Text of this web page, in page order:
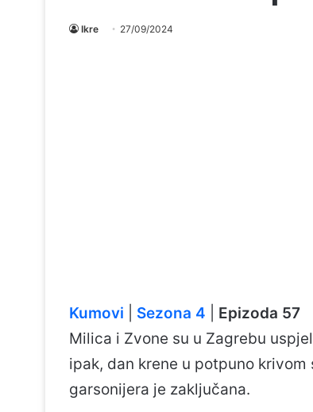
Ikre 27/09/2024
Kumovi Sezona 4
Epizoda 57
Milica i Zvone su u Zagrebu
ipak, dan krene u potpuno
garsonijera je zaključana.